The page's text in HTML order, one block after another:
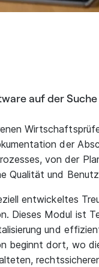
auf der
der
von der
Qualität und
entwickeltes
Dieses Modul ist
und
beginnt dort, wo